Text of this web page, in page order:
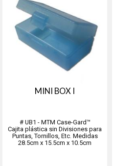
MINI BOX I
# UB1 - MTM Case-Gard™
Cajita plástica sin Divisiones para
Puntas, Tornillos, Etc. Medidas
28.5cm x 15.5cm x 10.5cm